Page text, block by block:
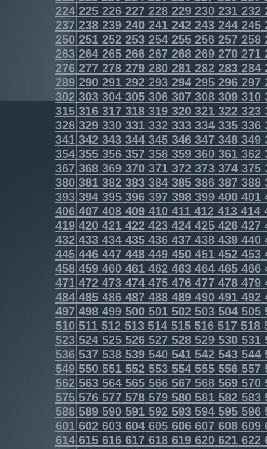
224225226227228229230231232
237238239240241242243244245
250251252253254255256257258
263264265266267268269270271
276277278279280281282283284
289290291292293294295296297
302303304305306307308309310
315316317318319320321322323
328329330331332333334335336
341342343344345346347348349
354355356357358359360361362
367368369370371372373374375
380381382383384385386387388
393394395396397398399400401
406407408409410411412413414
419420421422423424425426427
432433434435436437438439440
445446447448449450451452453
458459460461462463464465466
471472473474475476477478479
484485486487488489490491492
497498499500501502503504505
510511512513514515516517518
523524525526527528529530531
536537538539540541542543544
549550551552553554555556557
562563564565566567568569570
575576577578579580581582583
588589590591592593594595596
601602603604605606607608609
614615616617618619620621622